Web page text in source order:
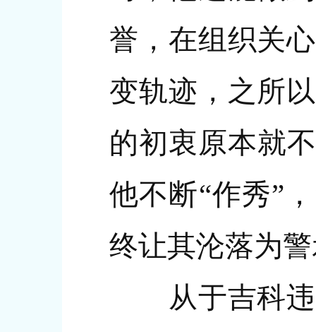
誉，在组织关
变轨迹，之所
的初衷原本就
他不断“作秀”
终让其沦落为
从于吉科违